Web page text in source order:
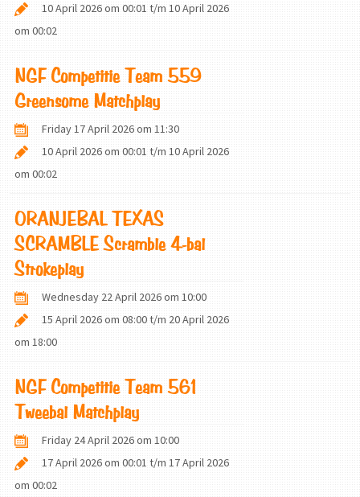
10 April 2026 om 00:01 t/m 10 April 2026
om 00:02
NGF Competitie Team 559
Greensome Matchplay
Friday 17 April 2026 om 11:30
10 April 2026 om 00:01 t/m 10 April 2026
om 00:02
ORANJEBAL TEXAS
SCRAMBLE Scramble 4-bal
Strokeplay
Wednesday 22 April 2026 om 10:00
15 April 2026 om 08:00t/m 20 April 2026
om 18:00
NGF Competitie Team 561
Tweebal Matchplay
Friday 24 April 2026 om 10:00
17 April 2026 om 00:01 t/m 17 April 2026
om 00:02